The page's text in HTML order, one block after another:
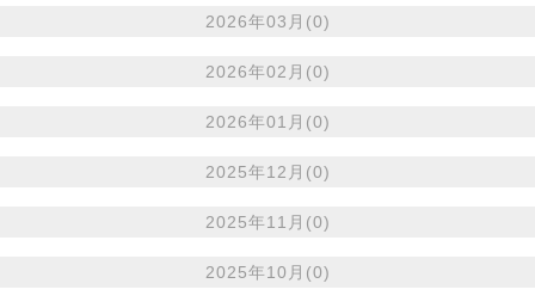
2026年03月(0)
2026年02月(0)
2026年01月(0)
2025年12月(0)
2025年11月(0)
2025年10月(0)